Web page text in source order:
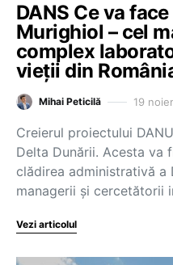
DANS Ce va
Murighiol – cel
complex
vieții din
Mihai Peticilă 19
Creierul proiectului
Delta Dunării. Acesta va
clădirea administrativă a
managerii și cercetătorii
Vezi articolul